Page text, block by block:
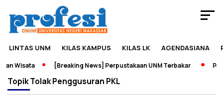
LINTAS UNM KILAS KAMPUS KILAS LK AGENDASIANA
Wisata [Breaking News] Perpustakaan UNM Terbakar
TopikTolak Penggusuran PKL